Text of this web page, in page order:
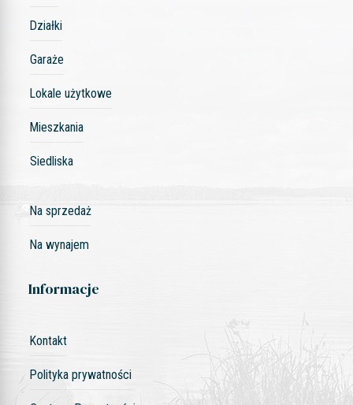
Działki
Garaże
Lokale użytkowe
Mieszkania
Siedliska
Na sprzedaż
Na wynajem
Informacje
Kontakt
Polityka prywatności